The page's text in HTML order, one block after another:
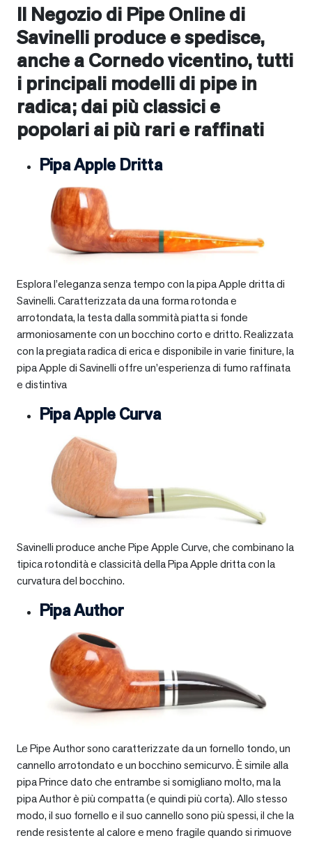
Il Negozio di Pipe Online di
Savinelli produce e spedisce,
anche aCornedo vicentino, tutti
i principali modelli di pipe in
radica; dai più classici e
popolari ai più rari e raffinati
Pipa Apple Dritta
Esplora l’eleganza senza tempo con la pipa Apple dritta di
Savinelli. Caratterizzata da una forma rotonda e
arrotondata, la testa dalla sommità piatta si fonde
armoniosamente con un bocchino corto e dritto. Realizzata
con la pregiata radica di erica e disponibile in varie finiture, la
pipa Apple di Savinelli offre un’esperienza di fumo raffinata
e distintiva
Pipa Apple Curva
Savinelli produce anche Pipe Apple Curve, che combinano la
tipica rotondità e classicità della Pipa Apple dritta con la
curvatura del bocchino.
Pipa Author
Le Pipe Author sono caratterizzate da un fornello tondo, un
cannello arrotondato e un bocchino semicurvo. È simile alla
pipa Prince dato che entrambe si somigliano molto, ma la
pipa Author è più compatta (e quindi più corta). Allo stesso
modo, il suo fornello e il suo cannello sono più spessi, il che la
rende resistente al calore e meno fragile quando si rimuove